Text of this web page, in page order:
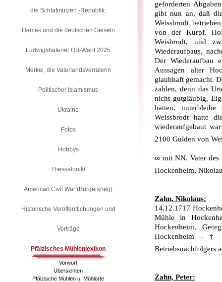
geforderten
gibt nun an, daß
Weissbrodt
von der Kurpf.
Weisbrodt, und
Wiederaufbaus,
Der Wiederaufbau
Aussagen alter
glaubhaft ge­macht.
zahlen, denn das
nicht gutgläubig,
hätten,
Weissbrodt hatte
wiederaufgebaut
2100 Gulden von
∞ mit NN. Vater des
Hockenheim,
Zahn, Nikolaus:
14.12.1717
Mühle in
Hockenheim,
Hockenheim - †
Betriebsnachfolgers
Zahn, Peter:
die Schlafmützen -Republik:
Hamas und die deutschen Geiseln
Ludwigshafener OB-Wahl 2025
Merkel, die Vaterlandsverräterin
Politischer Islamismus
Ukraine
Fotos
Hobbys
Thessaloniki
American Civil War (Bürgerkrieg)
Historische Veröffentlichungen und
Vorträge
Pfälzisches Mühlenlexikon
Vorwort
Übersichten
Pfälzische Mühlen u. Mühlorte